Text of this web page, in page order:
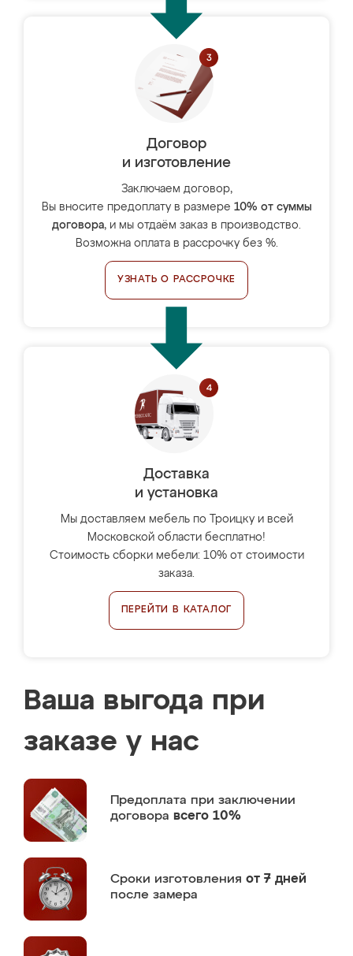
Договор
и изготовление
Заключаем договор,
Вы вносите предоплату в размере 10% от суммы
договора, и мы отдаём заказ в производство.
Возможна оплата в рассрочку без %.
УЗНАТЬ О РАССРОЧКЕ
Доставка
и установка
Мы доставляем мебель по Троицку и всей
Московской области бесплатно!
Стоимость сборки мебели: 10% от стоимости
заказа.
ПЕРЕЙТИ В КАТАЛОГ
Ваша выгода при
заказе у нас
Предоплата при заключении
договора всего 10%
Сроки изготовления от 7 дней
после замера